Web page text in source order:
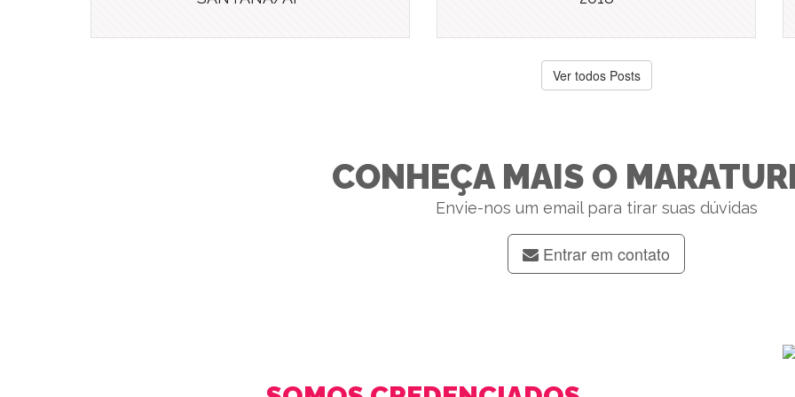
Ver todos Posts
CONHEÇA MAIS O
Envie-nos um email para tirar suas dúvidas
Entrar em contato